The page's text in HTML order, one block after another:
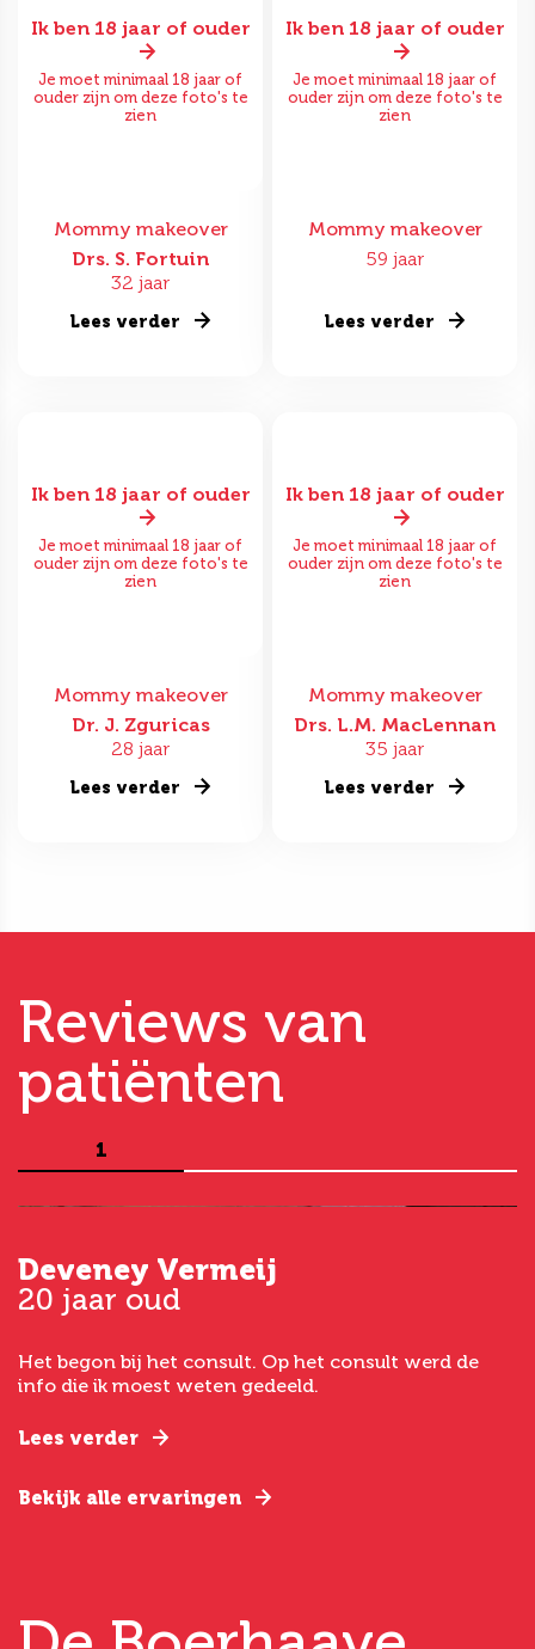
Ik ben 18 jaar of ouder
Je moet minimaal 18 jaar of
ouder zijn om deze foto's te
zien
Mommy makeover
Drs. S. Fortuin
32 jaar
Lees verder
Ik ben 18 jaar of ouder
Je moet minimaal 18 jaar of
ouder zijn om deze foto's te
zien
Mommy makeover
59 jaar
Lees verder
Ik ben 18 jaar of ouder
Je moet minimaal 18 jaar of
ouder zijn om deze foto's te
zien
Mommy makeover
Dr. J. Zguricas
28 jaar
Lees verder
Ik ben 18 jaar of ouder
Je moet minimaal 18 jaar of
ouder zijn om deze foto's te
zien
Mommy makeover
Drs. L.M. MacLennan
35 jaar
Lees verder
Reviews van
patiënten
1
Deveney Vermeij
20 jaar oud
Het begon bij het consult. Op het consult werd de
info die ik moest weten gedeeld.
Lees verder
Bekijk alle ervaringen